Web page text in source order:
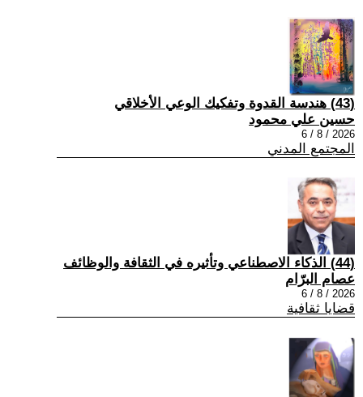
(43) هندسة القدوة وتفكيك الوعي الأخلاقي
حسين علي محمود
2026 / 8 / 6
المجتمع المدني
(44) الذكاء الاصطناعي وتأثيره في الثقافة والوظائف
عصام البرّام
2026 / 8 / 6
قضايا ثقافية